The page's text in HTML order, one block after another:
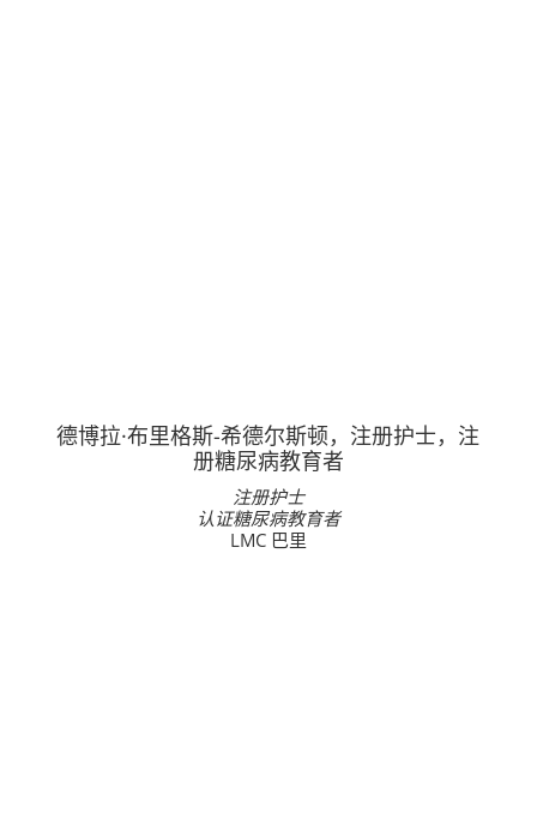
德博拉·布里格斯-希德尔斯顿，注册护士，注
册糖尿病教育者
注册护士
认证糖尿病教育者
LMC 巴里